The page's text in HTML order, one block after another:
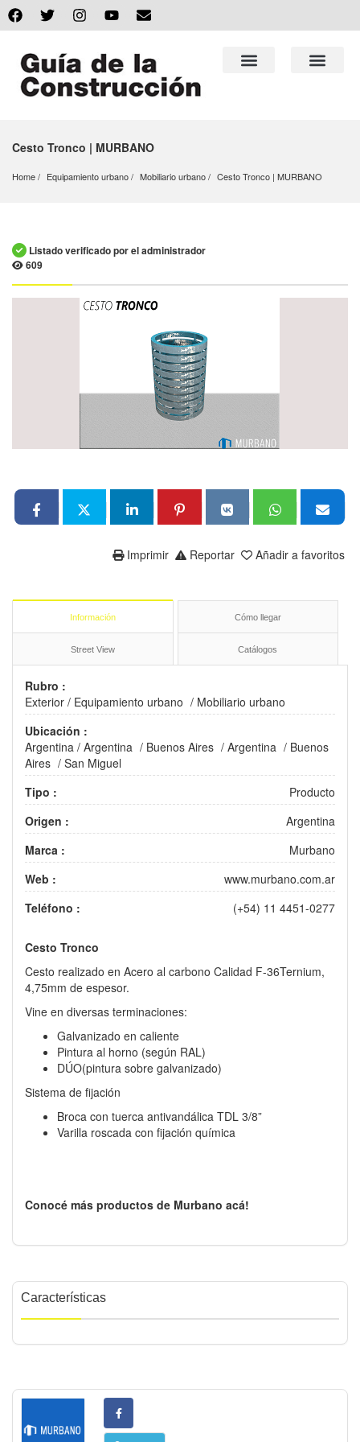
Cesto Tronco | MURBANO
Home Equipamiento urbano Mobiliario urbano Cesto Tronco | MURBANO
Listado verificado por el administrador
609
Añadir a favoritos
Reportar
Imprimir
Información Cómo llegar
Street View Catálogos
Rubro :
Exterior / Equipamiento urbano / Mobiliario urbano
Ubicación :
Argentina / Argentina / Buenos Aires / Argentina / Buenos
Aires / San Miguel
Tipo :
Producto
Origen :
Argentina
Marca :
Murbano
Web :
www.murbano.com.ar
Teléfono :
(+54) 11 4451-0277
Cesto Tronco
Cesto realizado en Acero al carbono Calidad F-36Ternium,
4,75mm de espesor.
Vine en diversas terminaciones:
Galvanizado en caliente
Pintura al horno (según RAL)
DÚO(pintura sobre galvanizado)
Sistema de fijación
Broca con tuerca antivandálica TDL 3/8”
Varilla roscada con fijación química
Conocé más productos de Murbano acá!
Características